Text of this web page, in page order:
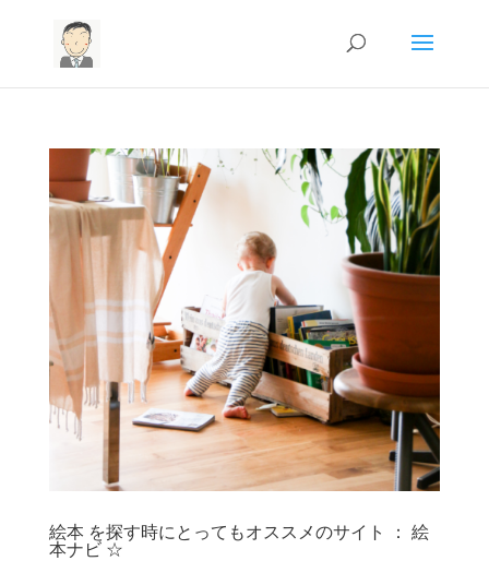
絵本 を探す時にとってもオススメのサイト ： 絵
本ナビ ☆